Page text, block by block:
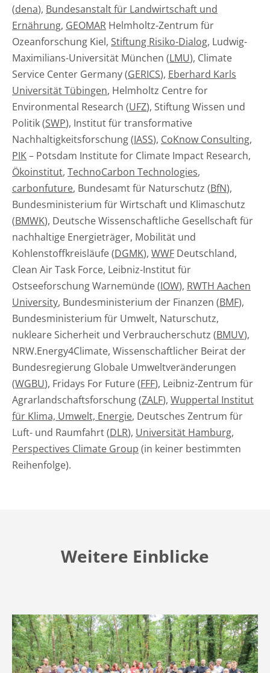
(dena), Bundesanstalt für Landwirtschaft und
Ernährung, GEOMAR Helmholtz-Zentrum für
Ozeanforschung Kiel, Stiftung Risiko-Dialog, Ludwig-
Maximilians-Universität München (LMU), Climate
Service Center Germany (GERICS), Eberhard Karls
Universität Tübingen, Helmholtz Centre for
Environmental Research (UFZ), Stiftung Wissen und
Politik (SWP), Institut für transformative
Nachhaltigkeitsforschung (IASS), CoKnow Consulting,
PIK– Potsdam Institute for Climate Impact Research,
Ökoinstitut, TechnoCarbon Technologies,
carbonfuture, Bundesamt für Naturschutz (BfN),
Bundesministerium für Wirtschaft und Klimaschutz
(BMWK), Deutsche Wissenschaftliche Gesellschaft für
nachhaltige Energieträger, Mobilität und
Kohlenstoffkreisläufe (DGMK), WWF Deutschland,
Clean Air Task Force, Leibniz-Institut für
Ostseeforschung Warnemünde (IOW), RWTH Aachen
University, Bundesministerium der Finanzen (BMF),
Bundesministerium für Umwelt, Naturschutz,
nukleare Sicherheit und Verbraucherschutz (BMUV),
NRW.Energy4Climate, Wissenschaftlicher Beirat der
Bundesregierung Globale Umweltveränderungen
(WGBU), Fridays For Future (FFF), Leibniz-Zentrum für
Agrarlandschaftsforschung (ZALF), Wuppertal Institut
für Klima, Umwelt, Energie, Deutsches Zentrum für
Luft- und Raumfahrt (DLR), Universität Hamburg,
Perspectives Climate Group (in keiner bestimmten
Reihenfolge).
Weitere Einblicke